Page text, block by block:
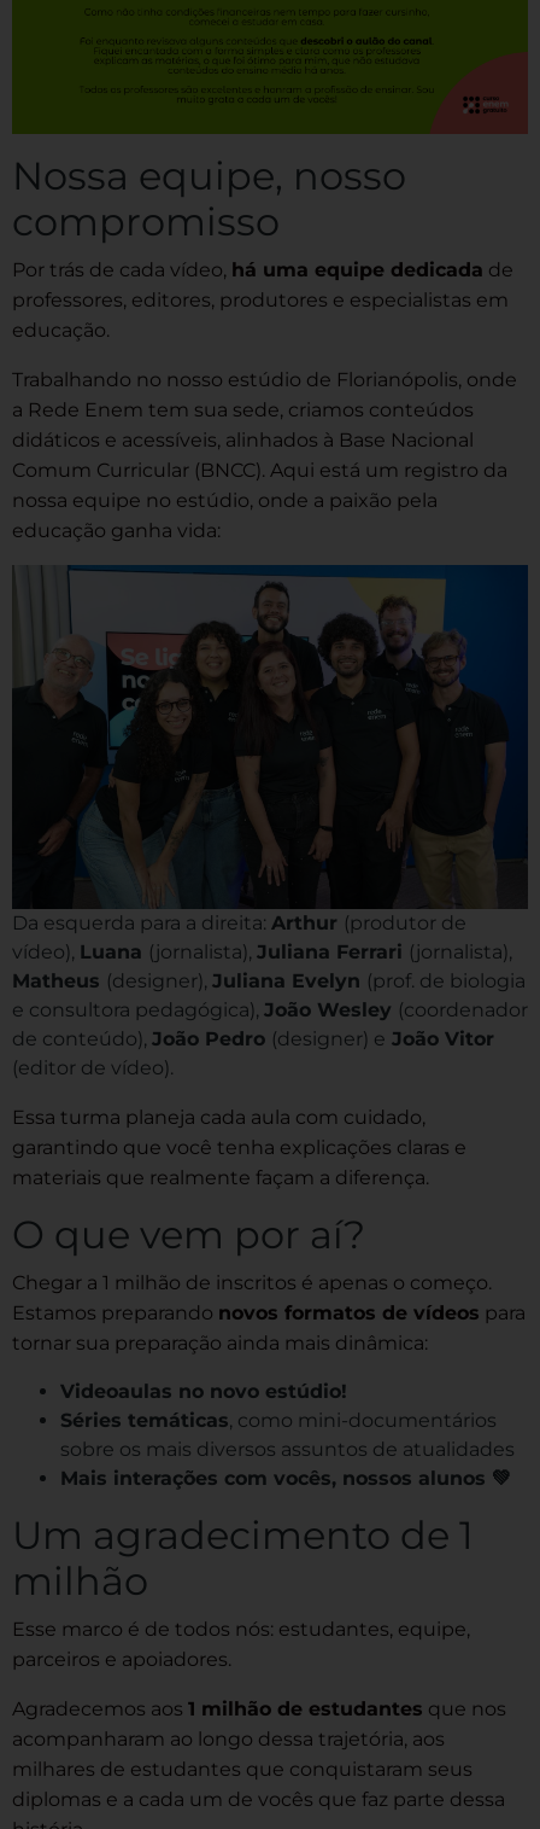
Nossa equipe, nosso
compromisso
Por trás de cada vídeo, há uma equipe dedicada de
professores, editores, produtores e especialistas em
educação.
Trabalhando no nosso estúdio de Florianópolis, onde
a Rede Enem tem sua sede, criamos conteúdos
didáticos e acessíveis, alinhados à Base Nacional
Comum Curricular (BNCC). Aqui está um registro da
nossa equipe no estúdio, onde a paixão pela
educação ganha vida:
Da esquerda para a direita: Arthur (produtor de
vídeo), Luana (jornalista), Juliana Ferrari (jornalista),
Matheus (designer), Juliana Evelyn (prof. de biologia
e consultora pedagógica), João Wesley (coordenador
de conteúdo), João Pedro (designer) e João Vitor
(editor de vídeo).
Essa turma planeja cada aula com cuidado,
garantindo que você tenha explicações claras e
materiais que realmente façam a diferença.
O que vem por aí?
Chegar a 1 milhão de inscritos é apenas o começo.
Estamos preparando novos formatos de vídeos para
tornar sua preparação ainda mais dinâmica:
Videoaulas no novo estúdio!
Séries temáticas, como mini-documentários
sobre os mais diversos assuntos de atualidades
Mais interações com vocês, nossos alunos 💚
Um agradecimento de 1
milhão
Esse marco é de todos nós: estudantes, equipe,
parceiros e apoiadores.
Agradecemos aos 1 milhão de estudantes que nos
acompanharam ao longo dessa trajetória, aos
milhares de estudantes que conquistaram seus
diplomas e a cada um de vocês que faz parte dessa